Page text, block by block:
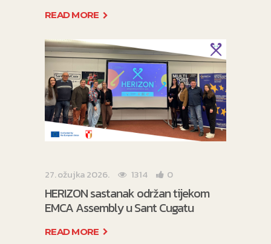
READ MORE
27. ožujka 2026. 1314 0
HERIZON sastanak održan tijekom
EMCA Assembly u Sant Cugatu
READ MORE